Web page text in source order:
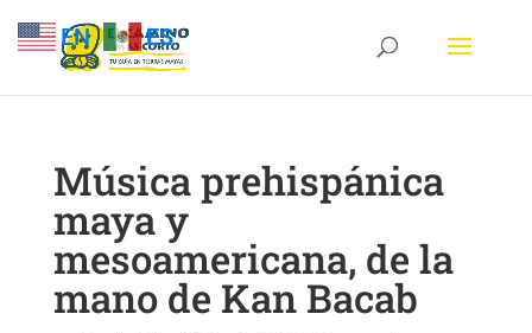
Música prehispánica
maya y
mesoamericana, de la
mano de Kan Bacab
EN ES